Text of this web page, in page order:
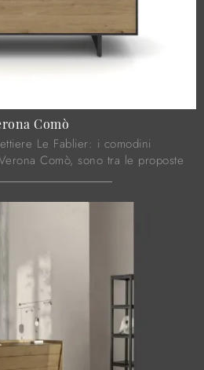
Comò
Le Fablier: i comodini
Comò, sono tra le proposte